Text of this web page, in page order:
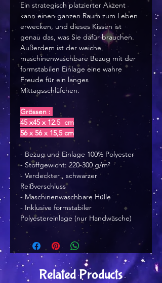
Ein strategisch platzierter Akzent
kann einen ganzen Raum zum Leben
erwecken, und dieses Kissen ist
genau das, was Sie dafür brauchen.
Außerdem ist der weiche,
maschinenwaschbare Bezug mit der
formstabilen Einlage eine wahre
Freude für ein langes
Mittagsschläfchen.
Grössen :
45 x45 x 12.5 cm
56 x 56 x 15,5 cm
- Bezug und Einlage 100% Polyester
- Stoffgewicht: 220-300 g/m²
- Verdeckter , schwarzer
Reißverschluss
- Maschinenwaschbare Hülle
- Inklusive formstabiler
Polyestereinlage (nur Handwäsche)
Related Products